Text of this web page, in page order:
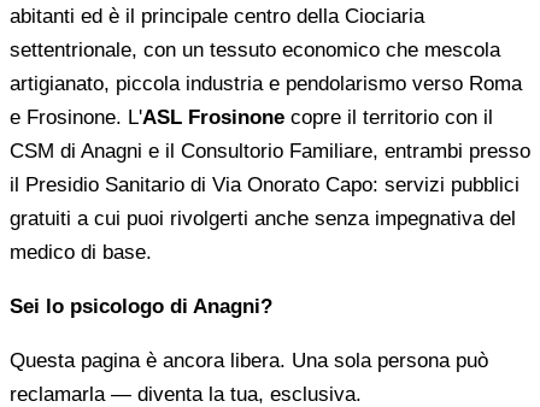
abitanti ed è il principale centro della Ciociaria
settentrionale, con un tessuto economico che mescola
artigianato, piccola industria e pendolarismo verso Roma
e Frosinone. L'ASL Frosinone copre il territorio con il
CSM di Anagni e il Consultorio Familiare, entrambi presso
il Presidio Sanitario di Via Onorato Capo: servizi pubblici
gratuiti a cui puoi rivolgerti anche senza impegnativa del
medico di base.
Sei lo psicologo di Anagni?
Questa pagina è ancora libera. Una sola persona può
reclamarla — diventa la tua, esclusiva.